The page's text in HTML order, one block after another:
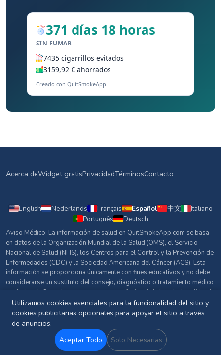
371 días 18 horas
SIN FUMAR
7435 cigarrillos evitados
3159,92 € ahorrados
Creado con QuitSmokeApp
Acerca deWidget gratisPrivacidadTérminosContacto
English Nederlands Français Español 中文
Italiano
Português
Deutsch
Aviso Médico: La información de salud en QuitSmokeApp.com se basa
en datos de la Organización Mundial de la Salud (OMS), el Servicio
Nacional de Salud (NHS), los Centros para el Control y la Prevención de
Enfermedades (CDC) y la Sociedad Americana del Cáncer (ACS). Esta
información se proporciona únicamente con fines educativos y no debe
considerarse un sustituto del consejo, diagnóstico o tratamiento médico
profesional. Consulta siempre con un profesional de la salud cualificado
sobre cualquier pregunta relacionada con tu salud.
Fuentes y Referencias
© 2026 QuitSmokeApp.com. Todos los derechos reservados.
Utilizamos cookies esenciales para la funcionalidad del sitio y
cookies publicitarias opcionales para apoyar el sitio a través
de anuncios.
Aceptar Todo Solo Necesarias